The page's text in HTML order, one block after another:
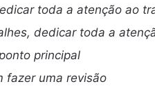
toda a atenção ao
dedicar toda a
principal
fazer uma revisão